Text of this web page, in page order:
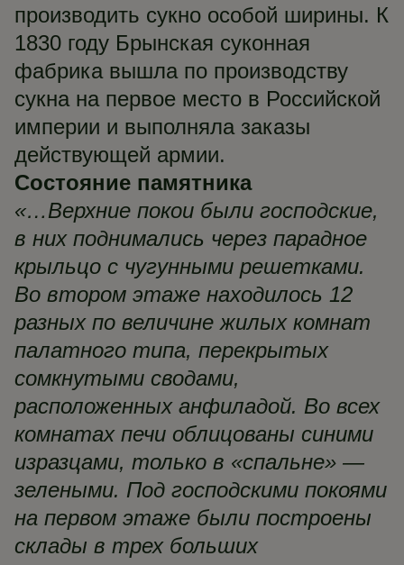
производить сукно особой ширины. К
1830 году Брынская суконная
фабрика вышла по производству
сукна на первое место в Российской
империи и выполняла заказы
действующей армии.
Состояние памятника
«…Верхние покои были господские,
в них поднимались через парадное
крыльцо с чугунными решетками.
Во втором этаже находилось 12
разных по величине жилых комнат
палатного типа, перекрытых
сомкнутыми сводами,
расположенных анфиладой. Во всех
комнатах печи облицованы синими
изразцами, только в «спальне» —
зелеными. Под господскими покоями
на первом этаже были построены
склады в трех больших